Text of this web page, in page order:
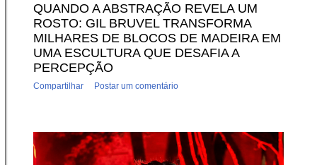
QUANDO A ABSTRAÇÃO REVELA UM
ROSTO: GIL BRUVEL TRANSFORMA
MILHARES DE BLOCOS DE MADEIRA EM
UMA ESCULTURA QUE DESAFIA A
PERCEPÇÃO
Compartilhar Postar um comentário